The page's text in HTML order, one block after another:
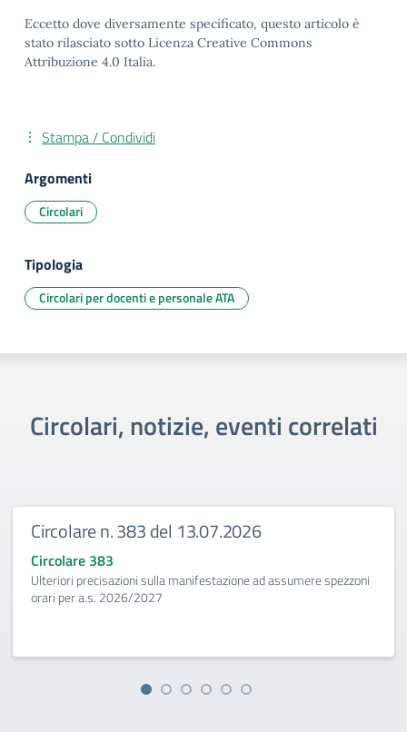
Eccetto dove diversamente specificato, questo articolo è
stato rilasciato sotto Licenza Creative Commons
Attribuzione 4.0 Italia.
Stampa / Condividi
Argomenti
Circolari
Tipologia
Circolari per docenti e personale ATA
Circolari, notizie, eventi correlati
Circolare n. 383 del 13.07.2026
Circolare 383
Ulteriori precisazioni sulla manifestazione ad assumere spezzoni
orari per a.s. 2026/2027